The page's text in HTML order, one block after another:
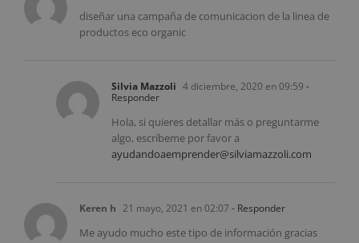
diseñar una campaña de comunicacion de la linea de
productos eco organic
Silvia Mazzoli 4 diciembre, 2020 en 09:59 -
Responder
Hola, si quieres detallar más o preguntarme
algo, escríbeme por favor a
ayudandoaemprender@silviamazzoli.com
Keren h 21 mayo, 2021 en 02:07 - Responder
Me ayudo mucho este tipo de información gracias